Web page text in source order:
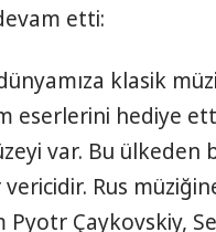
etti:
klasik
eserlerini hediye
var. Bu
Rus
Pyotr Çaykovskiy,